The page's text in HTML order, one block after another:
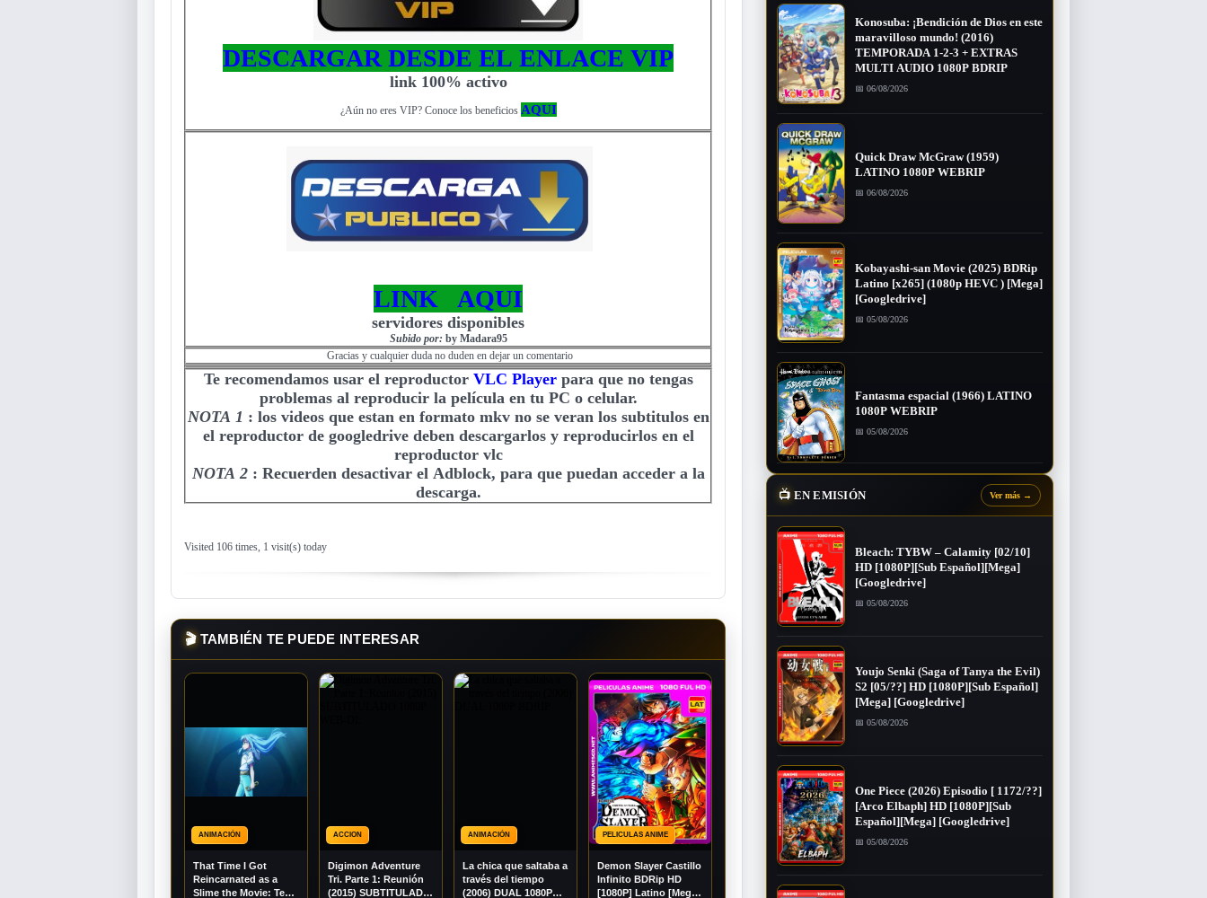
DESCARGAR DESDE EL ENLACE VIP
link 100% activo
¿Aún no eres VIP? Conoce los beneficios AQUI
LINK AQUI
servidores disponibles
Subido por: by Madara95
Gracias y cualquier duda no duden en dejar un comentario
Te recomendamos usar el reproductor VLC Playerpara que no tengas
problemas al reproducir la película en tu PC o celular.
NOTA 1 : los videos que estan en formato mkv no se veran los subtitulos en
el reproductor de googledrive deben descargarlos y reproducirlos en el
reproductor vlc
NOTA 2 : Recuerden desactivar el Adblock, para que puedan acceder a la
descarga.
Visited 106 times, 1 visit(s) today
🎬TAMBIÉN TE PUEDE INTERESAR
ANIMACIÓN
That Time I Got
Reincarnated as a
Slime the Movie: Tears
ACCION
Digimon Adventure
Tri. Parte 1: Reunión
(2015) SUBTITULADO
ANIMACIÓN
La chica que saltaba a
través del tiempo
(2006) DUAL 1080P
PELICULAS ANIME
Demon Slayer Castillo
Infinito BDRip HD
[1080P] Latino [Mega]
Konosuba: ¡Bendición de Dios en este
maravilloso mundo! (2016)
TEMPORADA 1-2-3 + EXTRAS
MULTI AUDIO 1080P BDRIP
📅 06/08/2026
Quick Draw McGraw (1959)
LATINO 1080P WEBRIP
📅 06/08/2026
Kobayashi-san Movie (2025) BDRip
Latino [x265] (1080p HEVC ) [Mega]
[Googledrive]
📅 05/08/2026
Fantasma espacial (1966) LATINO
1080P WEBRIP
📅 05/08/2026
📺 EN EMISIÓN Ver más →
Bleach: TYBW – Calamity [02/10]
HD [1080P][Sub Español][Mega]
[Googledrive]
📅 05/08/2026
Youjo Senki (Saga of Tanya the Evil)
S2 [05/??] HD [1080P][Sub Español]
[Mega] [Googledrive]
📅 05/08/2026
One Piece (2026) Episodio [ 1172/??]
[Arco Elbaph] HD [1080P][Sub
Español][Mega] [Googledrive]
📅 05/08/2026